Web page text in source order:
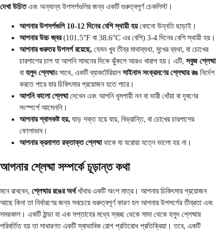
দেখা উচিতএবং অন্যান্য উপসর্গগুলির জন্য একটি গুরুত্বপূর্ণ চেকলিস্ট।
আপনার উপসর্গগুলি 10-12 দিনের বেশি স্থায়ী হয়কোনো উন্নতি ছাড়াই।
আপনার উচ্চ জ্বর(101.5°F বা 38.6°C এর বেশি) 3-4 দিনের বেশি স্থায়ী হয়।
আপনার গুরুতর উপসর্গ রয়েছে, যেমন খুব তীব্র মাথাব্যথা, মুখের ব্যথা, বা চোখের
চারপাশের চাপ যা আপনি সামনের দিকে ঝুঁকলে আরও খারাপ হয়। এটি, সবুজ শ্লেষ্মা
বা হলুদ শ্লেষ্মার সাথে, একটি ব্যাকটেরিয়াল সাইনাস সংক্রমণের শ্লেষ্মার রঙ নির্দেশ
করতে পারে যার চিকিৎসার প্রয়োজন হতে পারে।
আপনি কালো শ্লেষ্মাদেখেন এবং আপনি ধূমপায়ী নন বা ভারী ধোঁয়া বা দূষণের
সংস্পর্শে আসেননি।
আপনার শ্বাসকষ্ট হয়, ঘাড় শক্ত হয়ে যায়, বিভ্রান্তি, বা চোখের চারপাশের
ফোলাভাব।
আপনার ক্রমাগত রক্তাক্ত শ্লেষ্মাথাকে যা ঘরোয়া যত্নে ভালো হয় না।
আপনার শ্লেষ্মা সম্পর্কে চূড়ান্ত কথা
মনে রাখবেন, শ্লেষ্মার রঙের অর্থধাঁধার একটি অংশ মাত্র। আপনার চিকিৎসার প্রয়োজন
আছে কিনা তা নির্ধারণের জন্য সবচেয়ে গুরুত্বপূর্ণ কারণ হল আপনার উপসর্গের তীব্রতা এবং
সময়কাল। একটি ঠান্ডা যা এক সপ্তাহের মধ্যে স্বচ্ছ থেকে সাদা থেকে হলুদ শ্লেষ্মায়
পরিবর্তিত হয় তা সাধারণত একটি স্বাভাবিক রোগ প্রতিরোধ প্রতিক্রিয়া। তবে, একটি